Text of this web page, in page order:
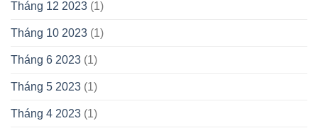
Tháng 12 2023 (1)
Tháng 10 2023 (1)
Tháng 6 2023 (1)
Tháng 5 2023 (1)
Tháng 4 2023 (1)